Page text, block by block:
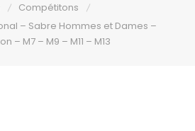
Compétitons
– Sabre Hommes et Dames –
– M7 – M9 – M11 – M13